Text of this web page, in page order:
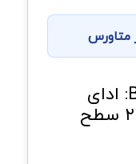
متاورس
پروژه متاورس Bloktopia: ادای
احترام به بیت کوین با ۲۱ سطح